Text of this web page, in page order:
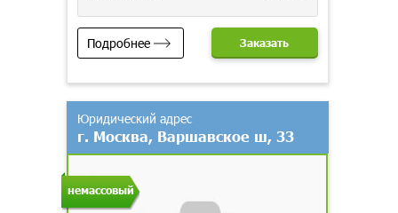
Подробнее Заказать
немассовый
Юридический адрес
г. Москва, Варшавское ш, 33